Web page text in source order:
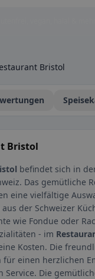
Bristol
Bristol
befindet sich in
Das gemütliche
eine vielfältige
der Schweizer
wie Fondue oder
- im
Kosten. Die
einen herzlichen
Service. Die